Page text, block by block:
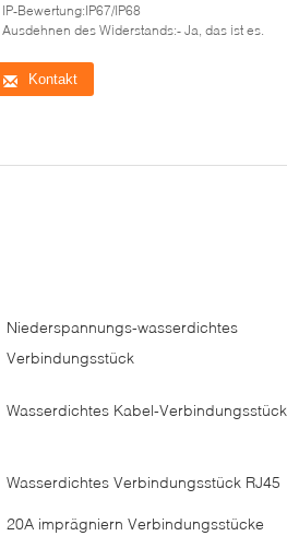
IP-Bewertung:IP67/IP68
Ausdehnen des Widerstands:- Ja, das ist es.
Kontakt
Niederspannungs-wasserdichtes
Verbindungsstück
Wasserdichtes Kabel-Verbindungsstück
Wasserdichtes Verbindungsstück RJ45
20A imprägniern Verbindungsstücke